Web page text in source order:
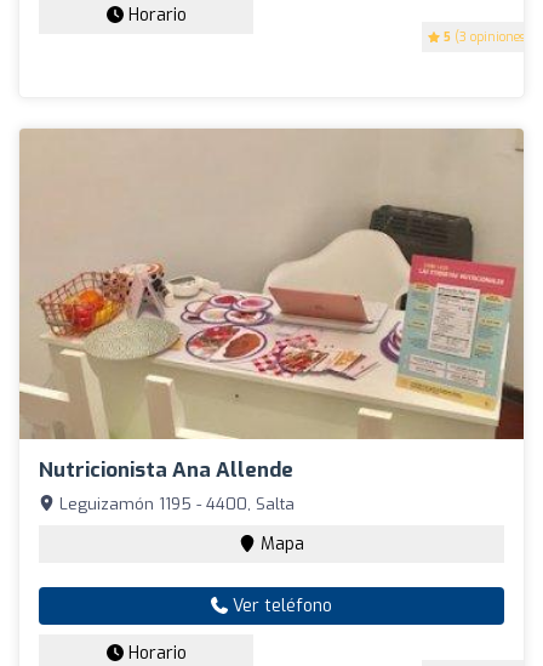
5 (3 opiniones)
Horario
Nutricionista Ana Allende
Leguizamón 1195 - 4400, Salta
Mapa
Ver teléfono
Horario